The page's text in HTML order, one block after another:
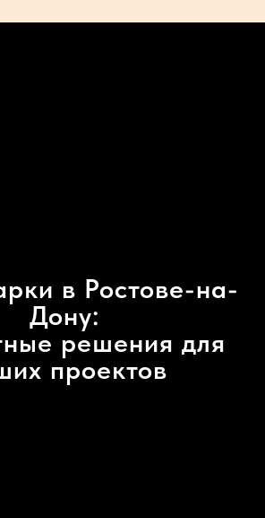
в Ростове-на-
Дону:
решения для
проектов